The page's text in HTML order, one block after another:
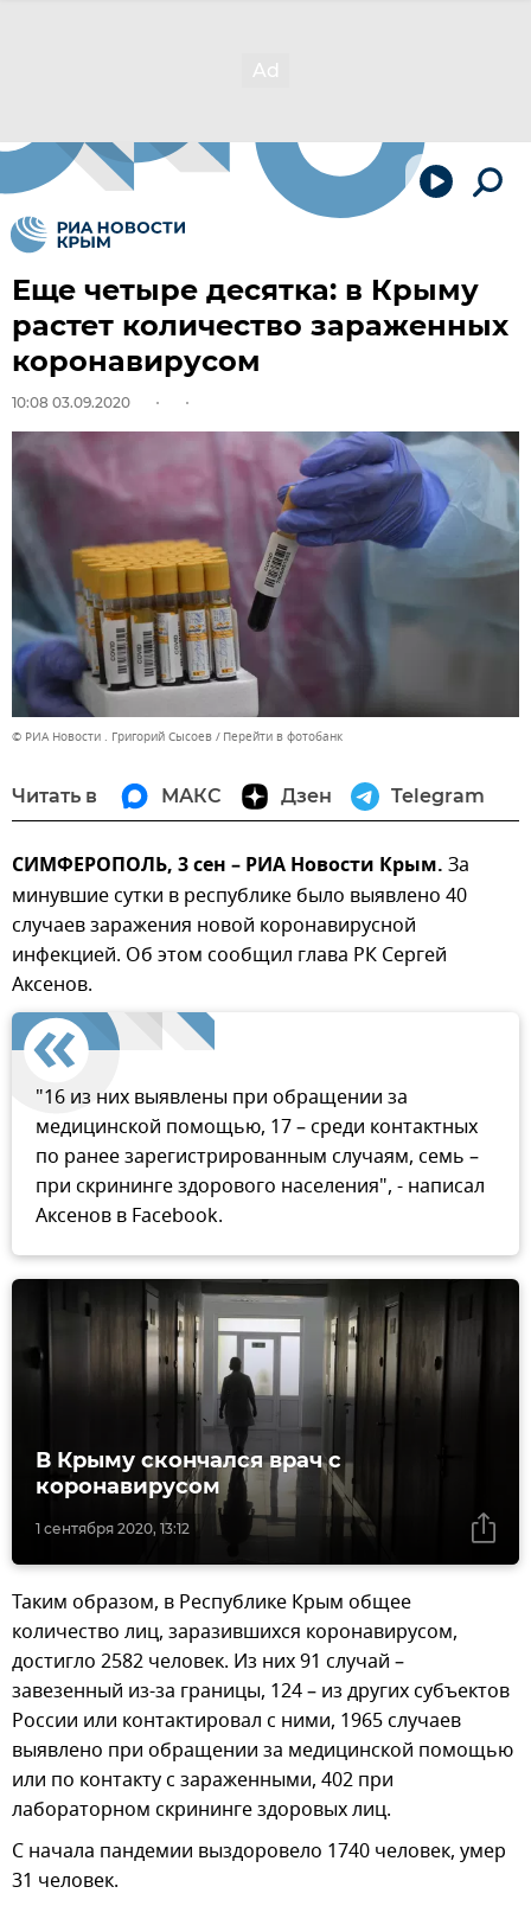
Еще четыре десятка: в Крыму
растет количество зараженных
коронавирусом
10:08 03.09.2020
© РИА Новости . Григорий Сысоев Перейти в фотобанк
Читать в МАКС Дзен Telegram
СИМФЕРОПОЛЬ, 3 сен – РИА Новости Крым. За
минувшие сутки в республике было выявлено 40
случаев заражения новой коронавирусной
инфекцией. Об этом сообщил глава РК Сергей
Аксенов.
"16 из них выявлены при обращении за
медицинской помощью, 17 – среди контактных
по ранее зарегистрированным случаям, семь –
при скрининге здорового населения", - написал
Аксенов в Facebook.
1 сентября 2020, 13:12
В Крыму скончался врач с
коронавирусом
Таким образом, в Республике Крым общее
количество лиц, заразившихся коронавирусом,
достигло 2582 человек. Из них 91 случай –
завезенный из-за границы, 124 – из других субъектов
России или контактировал с ними, 1965 случаев
выявлено при обращении за медицинской помощью
или по контакту с зараженными, 402 при
лабораторном скрининге здоровых лиц.
С начала пандемии выздоровело 1740 человек, умер
31 человек.